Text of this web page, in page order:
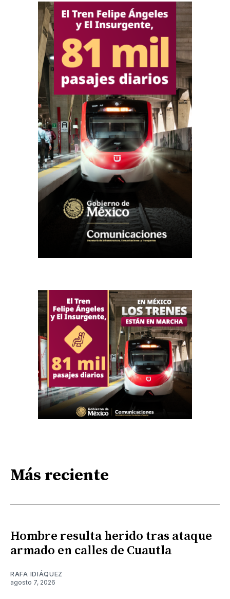
Más reciente
Hombre resulta herido tras ataque
armado en calles de Cuautla
RAFA IDIÁQUEZ
agosto 7, 2026